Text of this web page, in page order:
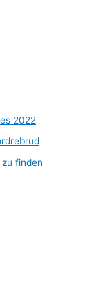
2022
finden